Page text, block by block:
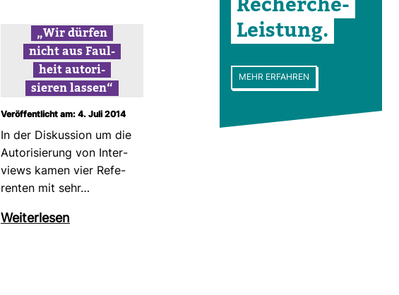
„Wir dürfen
nicht aus Faul­
heit auto­ri­
sieren lassen“
Veröffentlicht am: 4. Juli 2014
In der Dis­kus­sion um die
Auto­ri­sie­rung von Inter­
views kamen vier Refe­
renten mit sehr…
Wei­ter­lesen
Leis­tung.
MEHR ERFAHREN